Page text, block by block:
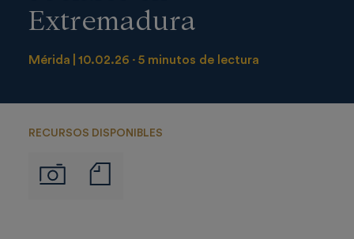
Extremadura
Mérida 10.02.26 5 minutos de lectura
RECURSOS DISPONIBLES
Imágenes
de